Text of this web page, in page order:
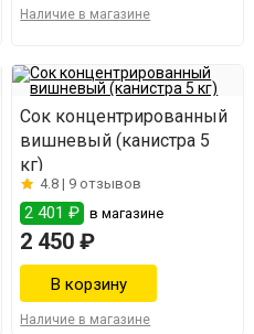
Наличие в магазине
Сок концентрированный
вишневый (канистра 5
кг)
4.8 | 9 отзывов
2 401 ₽ в магазине
2 450 ₽
Наличие в магазине